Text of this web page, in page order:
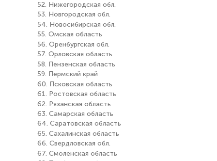
52. Нижегородская обл.
53. Новгородская обл.
54. Новосибирская обл.
55. Омская область
56. Оренбургская обл.
57. Орловская область
58. Пензенская область
59. Пермский край
60. Псковская область
61. Ростовская область
62. Рязанская область
63. Самарская область
64. Саратовская область
65. Сахалинская область
66. Свердловская обл.
67. Смоленская область